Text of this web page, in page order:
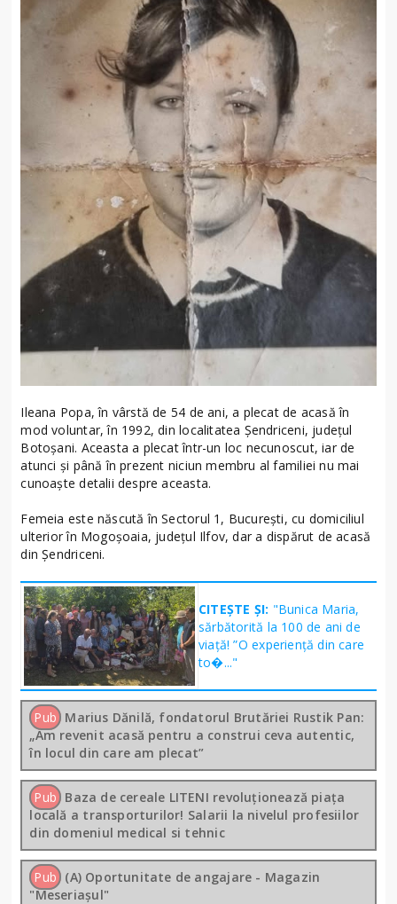
Ileana Popa, în vârstă de 54 de ani, a plecat de acasă în
mod voluntar, în 1992, din localitatea Șendriceni, județul
Botoșani. Aceasta a plecat într-un loc necunoscut, iar de
atunci și până în prezent niciun membru al familiei nu mai
cunoaște detalii despre aceasta.
Femeia este născută în Sectorul 1, București, cu domiciliul
ulterior în Mogoșoaia, județul Ilfov, dar a dispărut de acasă
din Șendriceni.
CITEȘTE ȘI: "Bunica Maria,
sărbătorită la 100 de ani de
viață! ”O experiență din care
to�..."
Pub Marius Dănilă, fondatorul Brutăriei Rustik Pan:
„Am revenit acasă pentru a construi ceva autentic,
în locul din care am plecat”
Pub Baza de cereale LITENI revoluționează piața
locală a transporturilor! Salarii la nivelul profesiilor
din domeniul medical si tehnic
Pub (A) Oportunitate de angajare - Magazin
"Meseriașul"